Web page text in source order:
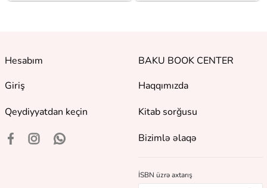
Hesabım
Giriş
Qeydiyyatdan keçin
BAKU BOOK CENTER
Haqqımızda
Kitab sorğusu
Bizimlə əlaqə
İSBN üzrə axtarış